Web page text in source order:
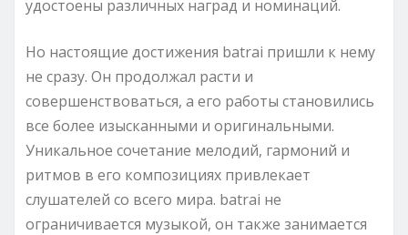
удостоены различных наград и номинаций.
Но настоящие достижения batrai пришли к нему
не сразу. Он продолжал расти и
совершенствоваться, а его работы становились
все более изысканными и оригинальными.
Уникальное сочетание мелодий, гармоний и
ритмов в его композициях привлекает
слушателей со всего мира. batrai не
ограничивается музыкой, он также занимается